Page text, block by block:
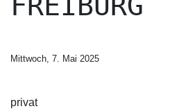
Mittwoch, 7. Mai 2025
privat